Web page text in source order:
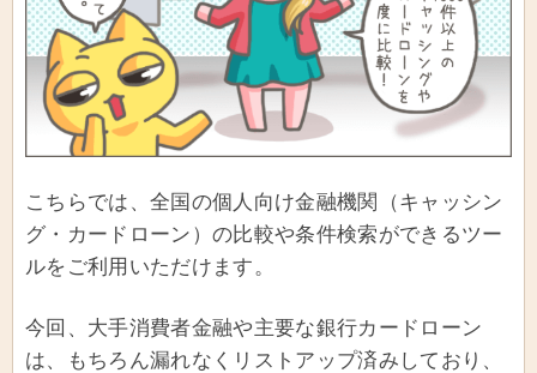
こちらでは、全国の個人向け金融機関（キャッシン
グ・カードローン）の比較や条件検索ができるツー
ルをご利用いただけます。
今回、大手消費者金融や主要な銀行カードローン
は、もちろん漏れなくリストアップ済みしており、